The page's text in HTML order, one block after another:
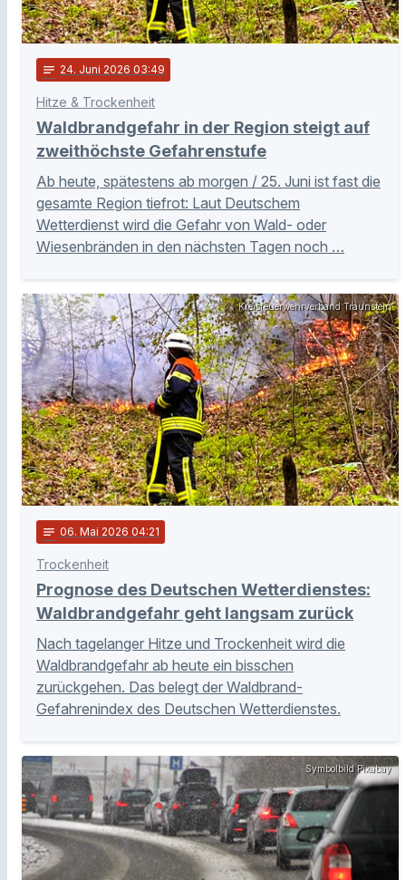
notes 24. Juni 2026 03:49
Hitze & Trockenheit
Waldbrandgefahr in der Region steigt auf
zweithöchste Gefahrenstufe
Ab heute, spätestens ab morgen / 25. Juni ist fast die
gesamte Region tiefrot: Laut Deutschem
Wetterdienst wird die Gefahr von Wald- oder
Wiesenbränden in den nächsten Tagen noch …
Kreisfeuerwehrverband Traunstein
notes 06. Mai 2026 04:21
Trockenheit
Prognose des Deutschen Wetterdienstes:
Waldbrandgefahr geht langsam zurück
Nach tagelanger Hitze und Trockenheit wird die
Waldbrandgefahr ab heute ein bisschen
zurückgehen. Das belegt der Waldbrand-
Gefahrenindex des Deutschen Wetterdienstes.
Symbolbild Pixabay